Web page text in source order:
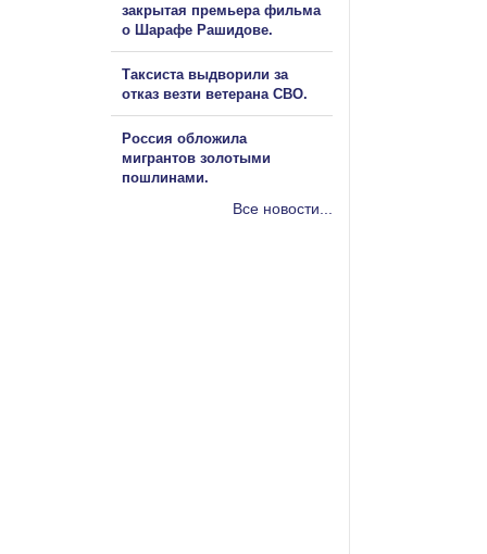
закрытая премьера фильма
о Шарафе Рашидове.
Таксиста выдворили за
отказ везти ветерана СВО.
Россия обложила
мигрантов золотыми
пошлинами.
Все новости...